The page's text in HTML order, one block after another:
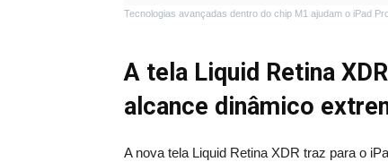
Tecnologias avançadas dentro do chip M1 ajudam o iPad
A tela Liquid Retina
alcance dinâmico
A nova tela Liquid Retina XDR traz para o